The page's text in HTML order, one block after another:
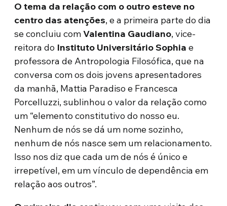
O tema da relação com o outro esteve no
centro das atenções, e a primeira parte do dia
se concluiu comValentina Gaudiano, vice-
reitora do Instituto Universitário Sophia e
professora de Antropologia Filosófica, que na
conversa com os dois jovens apresentadores
da manhã, Mattia Paradiso e Francesca
Porcelluzzi, sublinhou o valor da relação como
um “elemento constitutivo do nosso eu.
Nenhum de nós se dá um nome sozinho,
nenhum de nós nasce sem um relacionamento.
Isso nos diz que cada um de nós é único e
irrepetível, em um vínculo de dependência em
relação aos outros”.